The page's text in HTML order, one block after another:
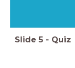
Slide 5 - Quiz